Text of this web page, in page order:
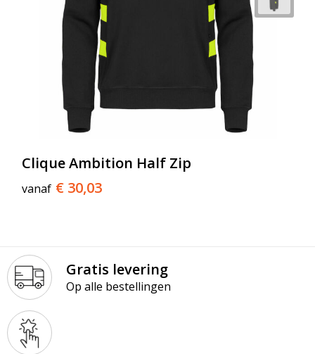
Clique Ambition Half Zip
vanaf € 30,03
Gratis levering
Op alle bestellingen